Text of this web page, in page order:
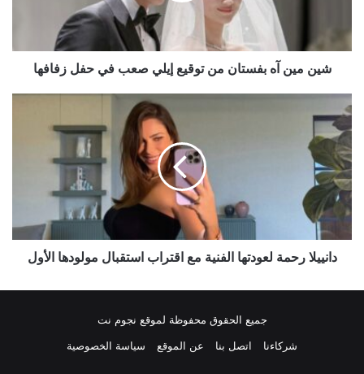
صعب
في
شين مين آه بفستان من توقيع إيلي صعب في حفل زفافها
دانييلا
رحمة
لعودتها
الفنية
مع
اقتراب
استقبال
مولودها
الأول
دانييلا رحمة لعودتها الفنية مع اقتراب استقبال مولودها الأول
جميع الحقوق محفوظة لموقع نجوم نت
شركاءنا
اتصل بنا عن الموقع سياسة الخصوصية